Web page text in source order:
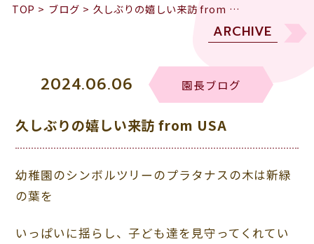
TOP > ブログ > 久しぶりの嬉しい来訪 from …
ARCHIVE
2024.06.06 園長ブログ
久しぶりの嬉しい来訪 from USA
幼稚園のシンボルツリーのプラタナスの木は新緑
の葉を
いっぱいに揺らし、子ども達を見守ってくれてい